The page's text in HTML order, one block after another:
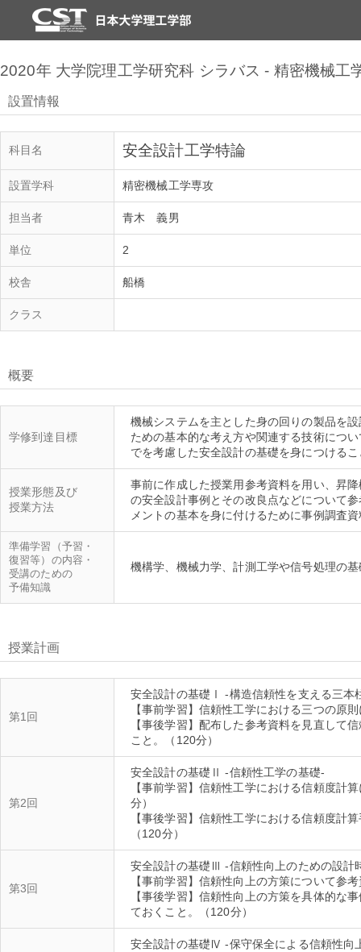
2020年 大学院理工学研究科 シラバス - 精密機械工
設置情報
科目名 安全設計工学特論
設置学科 精密機械工学専攻
担当者 青木 義男
単位 2
校舎 船橋
クラス
概要
学修到達目標
機械システムを主とした身の回りの製品を
ための基本的な考え方や関連する技術につ
授業形態及び
授業方法
事前に作成した授業用参考資料を用い、昇
の安全設計事例とその改良点などについて
準備学習（予習・
復習等）の内容・
受講のための
予備知識
授業計画
第1回
安全設計の基礎Ⅰ -構造信頼性を支える三本
【事前学習】信頼性工学における三つの原
【事後学習】配布した参考資料を見直して
第2回
安全設計の基礎Ⅱ -信頼性工学の基礎-
【事前学習】信頼性工学における信頼度計
分）
【事後学習】信頼性工学における信頼度計
第3回
安全設計の基礎Ⅲ -信頼性向上のための設計
【事前学習】信頼性向上の方策について参
【事後学習】信頼性向上の方策を具体的な
安全設計の基礎Ⅳ -保守保全による信頼性向